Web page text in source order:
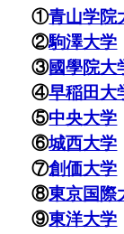
①青山学院
②駒澤大学
③國學院大
④早稲田大
⑤中央大学
⑥城西大学
⑦創価大学
⑧東京国際
⑨東洋大学